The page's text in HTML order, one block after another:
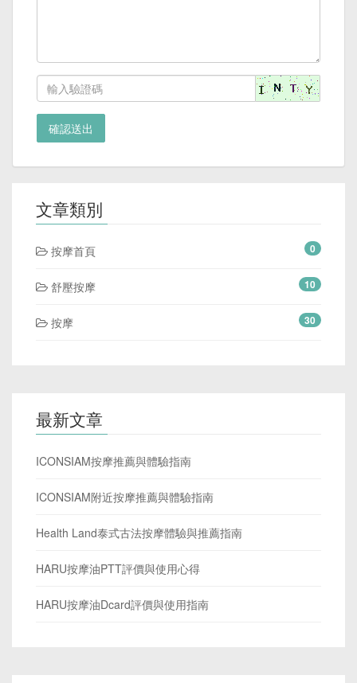
確認送出
文章類別
按摩首頁 0
舒壓按摩 10
按摩 30
最新文章
ICONSIAM按摩推薦與體驗指南
ICONSIAM附近按摩推薦與體驗指南
Health Land泰式古法按摩體驗與推薦指南
HARU按摩油PTT評價與使用心得
HARU按摩油Dcard評價與使用指南